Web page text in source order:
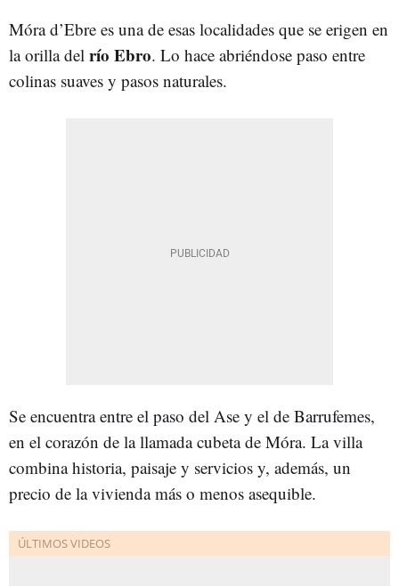
Móra d’Ebre es una de esas localidades que se erigen en
la orilla del río Ebro. Lo hace abriéndose paso entre
colinas suaves y pasos naturales.
Se encuentra entre el paso del Ase y el de Barrufemes,
en el corazón de la llamada cubeta de Móra. La villa
combina historia, paisaje y servicios y, además, un
precio de la vivienda más o menos asequible.